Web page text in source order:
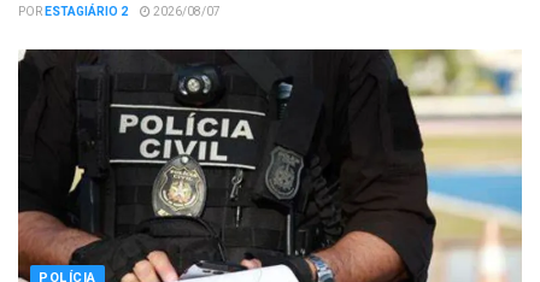
PORESTAGIÁRIO 2 2026/08/07
POLÍCIA